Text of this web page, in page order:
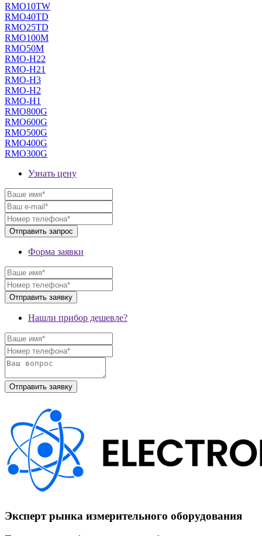
RMO10TW
RMO40TD
RMO25TD
RMO100M
RMO50M
RMO-H22
RMO-H21
RMO-H3
RMO-H2
RMO-H1
RMO800G
RMO600G
RMO500G
RMO400G
RMO300G
Узнать цену
Форма заявки
Нашли прибор дешевле?
Эксперт рынка измерительного оборудования